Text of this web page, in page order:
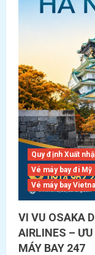
a
i
o
n
Quy định Xuất
Vé máy bay đi Mỹ
Vé máy bay
VI VU OSAKA
AIRLINES –
MÁY BAY 247